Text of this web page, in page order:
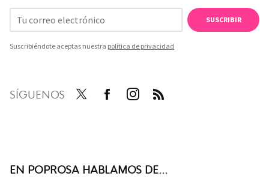
SUSCRIBIR
Suscribiéndote aceptas nuestra política de privacidad
SÍGUENOS
EN POPROSA HABLAMOS DE...